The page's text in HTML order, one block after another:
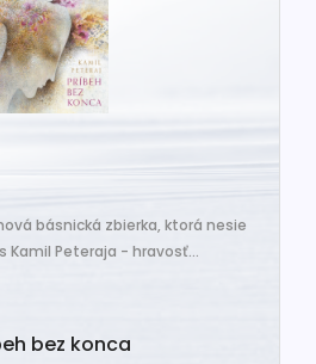
básnická zbierka, ktorá nesie
Kamil Peteraja - hravosť...
bez konca